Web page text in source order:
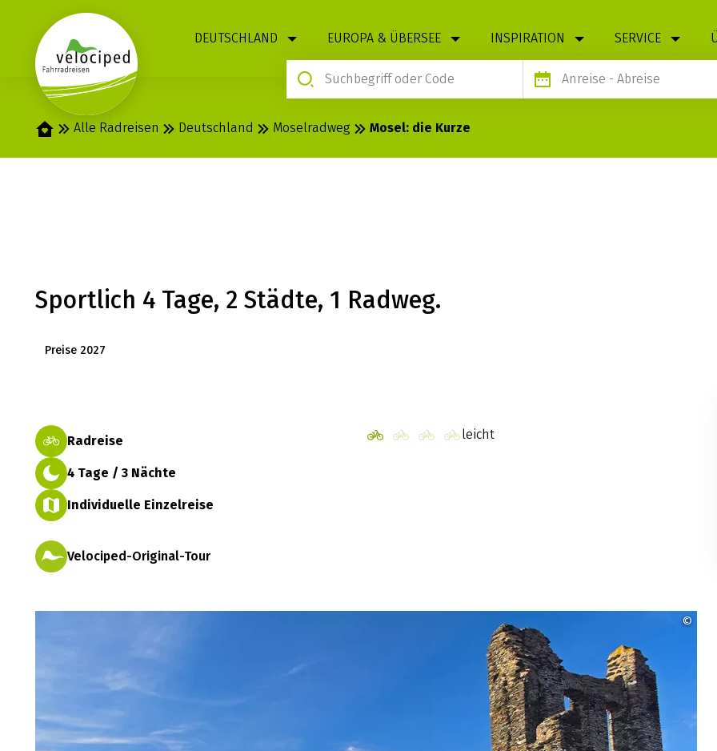
DEUTSCHLAND EUROPA & ÜBERSEE INSPIRATION SERVICE
Anreise - Abreise
StartseiteAlle Radreisen Deutschland Moselradweg Mosel: die Kurze
Sportlich 4 Tage, 2 Städte, 1 Radweg.
Preise 2027
Radreise
4 Tage / 3 Nächte
Individuelle Einzelreise
Velociped-Original-Tour
leicht
©